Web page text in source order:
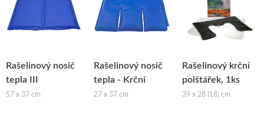
Rašelinový nosič
tepla III
57 x 37 cm
Rašelinový nosič
tepla - Krční
27 x 37 cm
Rašelinový krční
polštářek, 1ks
39 x 28 (18) cm